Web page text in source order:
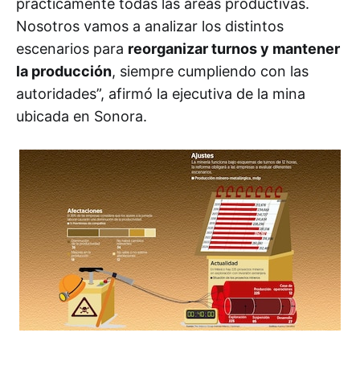
prácticamente todas las áreas productivas.
Nosotros vamos a analizar los distintos
escenarios para reorganizar turnos y mantener
la producción, siempre cumpliendo con las
autoridades”, afirmó la ejecutiva de la mina
ubicada en Sonora.